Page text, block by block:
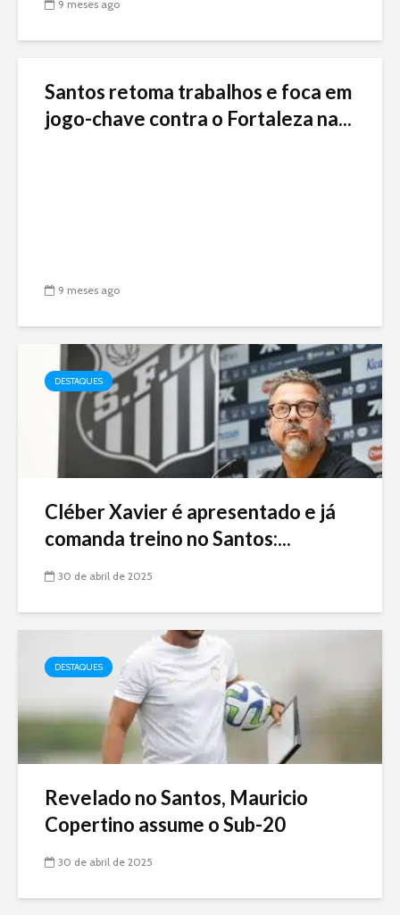
9 meses ago
Santos retoma trabalhos e foca em
jogo-chave contra o Fortaleza na...
9 meses ago
DESTAQUES
Cléber Xavier é apresentado e já
comanda treino no Santos:...
30 de abril de 2025
DESTAQUES
Revelado no Santos, Mauricio
Copertino assume o Sub-20
30 de abril de 2025